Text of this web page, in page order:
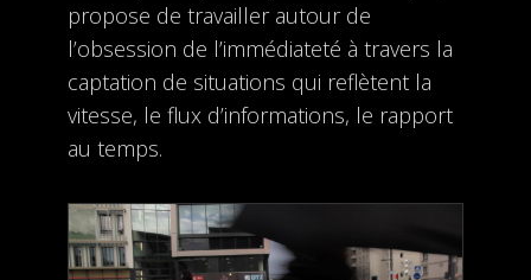
propose de travailler autour de
l’obsession de l’immédiateté à travers la
captation de situations qui reflètent la
vitesse, le flux d’informations, le rapport
au temps.